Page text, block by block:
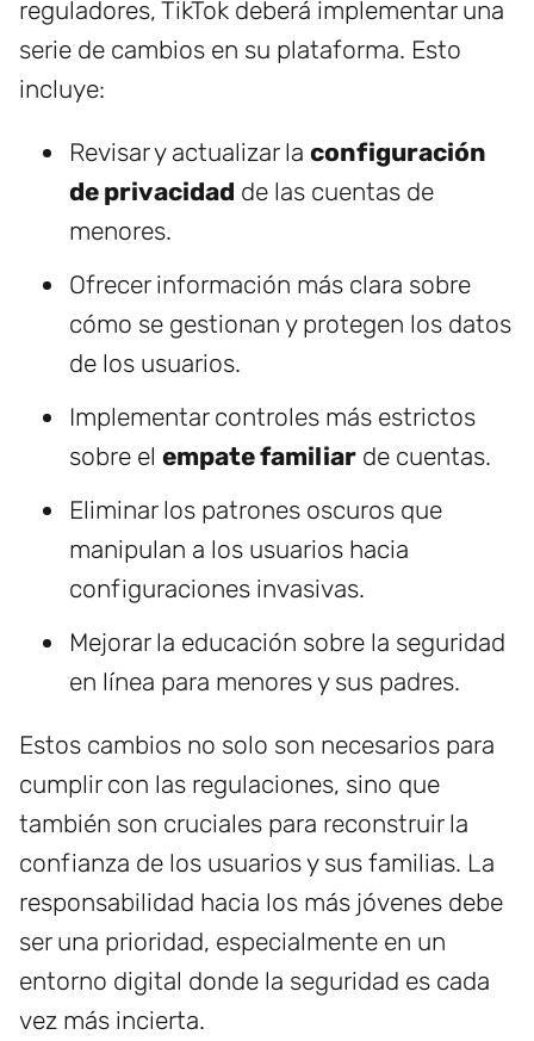
reguladores, TikTok deberá implementar una
serie de cambios en su plataforma. Esto
incluye:
Revisar y actualizar la configuración
de privacidad de las cuentas de
menores.
Ofrecer información más clara sobre
cómo se gestionan y protegen los datos
de los usuarios.
Implementar controles más estrictos
sobre el empate familiar de cuentas.
Eliminar los patrones oscuros que
manipulan a los usuarios hacia
configuraciones invasivas.
Mejorar la educación sobre la seguridad
en línea para menores y sus padres.
Estos cambios no solo son necesarios para
cumplir con las regulaciones, sino que
también son cruciales para reconstruir la
confianza de los usuarios y sus familias. La
responsabilidad hacia los más jóvenes debe
ser una prioridad, especialmente en un
entorno digital donde la seguridad es cada
vez más incierta.